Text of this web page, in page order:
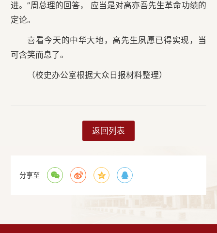
进。”周总理的回答， 应当是对高亦吾先生革命功绩的
定论。
喜看今天的中华大地，高先生夙愿已得实现，当
可含笑而息了。
（校史办公室根据大众日报材料整理）
返回列表
分享至